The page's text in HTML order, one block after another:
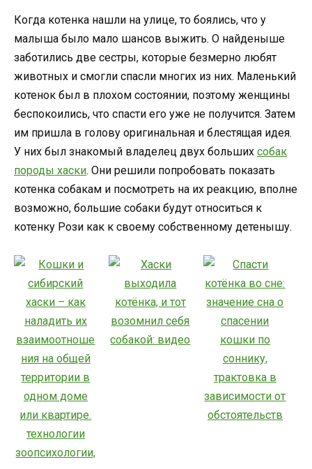
Когда котенка нашли на улице, то боялись, что у
малыша было мало шансов выжить. О найденыше
заботились две сестры, которые безмерно любят
животных и смогли спасли многих из них. Маленький
котенок был в плохом состоянии, поэтому женщины
беспокоились, что спасти его уже не получится. Затем
им пришла в голову оригинальная и блестящая идея.
У них был знакомый владелец двух больших собак
породы хаски. Они решили попробовать показать
котенка собакам и посмотреть на их реакцию, вполне
возможно, большие собаки будут относиться к
котенку Рози как к своему собственному детенышу.